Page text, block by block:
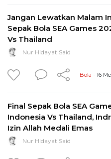
Jangan Lewatkan Malam
Sepak Bola SEA Games
Vs Thailand
Nur Hidayat Said
Bola - 16
Final Sepak Bola SEA
Indonesia Vs Thailand,
Izin Allah Medali Emas
Nur Hidayat Said